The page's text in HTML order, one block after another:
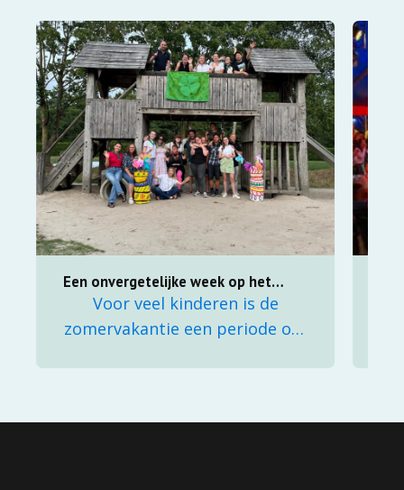
Een onvergetelijke week op het
Nash Dom zomerkamp
Voor veel kinderen is de
zomervakantie een periode om
vanzelfsprekend. Dankzij de